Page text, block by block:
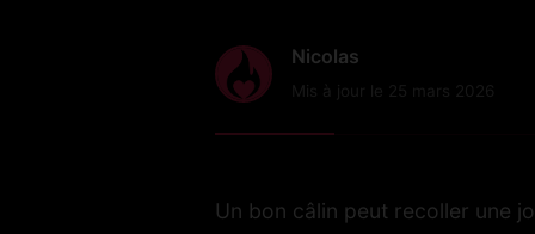
Nicolas
Un bon câlin peut recoller une